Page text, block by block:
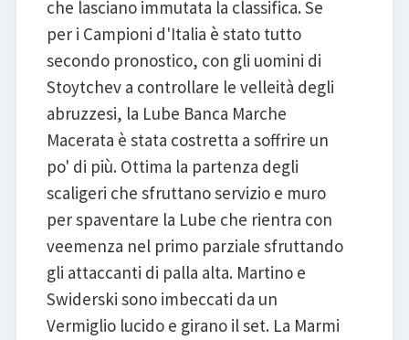
che lasciano immutata la classifica. Se
per i Campioni d'Italia è stato tutto
secondo pronostico, con gli uomini di
Stoytchev a controllare le velleità degli
abruzzesi, la Lube Banca Marche
Macerata è stata costretta a soffrire un
po' di più. Ottima la partenza degli
scaligeri che sfruttano servizio e muro
per spaventare la Lube che rientra con
veemenza nel primo parziale sfruttando
gli attaccanti di palla alta. Martino e
Swiderski sono imbeccati da un
Vermiglio lucido e girano il set. La Marmi